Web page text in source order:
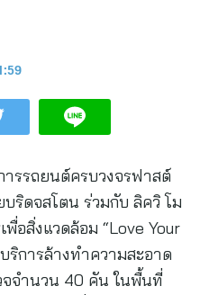
รรถยนต์ครบวงจรฟาสต์
ริดจสโตน ร่วมกับ ลิควิ โม
พื่อสิ่งแวดล้อม “Love Your
ริการล้างทำความสะอาด
จจำนวน 40 คัน ในพื้นที่